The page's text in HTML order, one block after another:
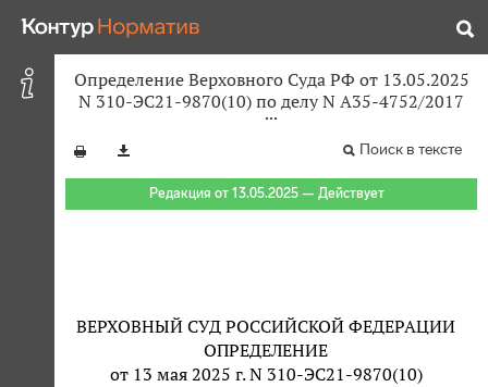
Определение Верховного Суда РФ от 13.05.2025
N 310-ЭС21-9870(10) по делу N А35-4752/2017
Поиск в тексте
Редакция от 13.05.2025 — Действует
ВЕРХОВНЫЙ СУД РОССИЙСКОЙ ФЕДЕРАЦИИ
ОПРЕДЕЛЕНИЕ
от 13 мая 2025 г. N 310-ЭС21-9870(10)